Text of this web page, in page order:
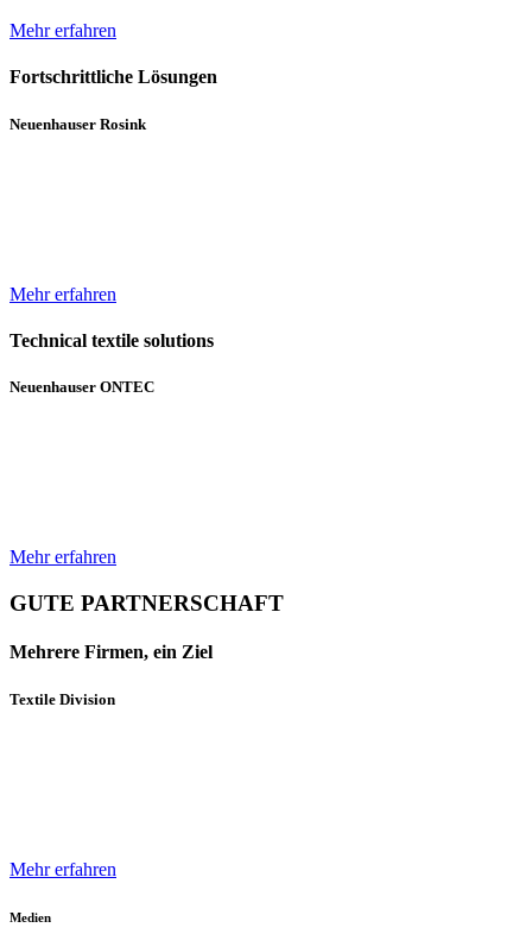
Mehr erfahren
Fortschrittliche Lösungen
Neuenhauser Rosink
Mehr erfahren
Technical textile solutions
Neuenhauser ONTEC
Mehr erfahren
GUTE PARTNERSCHAFT
Mehrere Firmen, ein Ziel
Textile Division
Mehr erfahren
Medien